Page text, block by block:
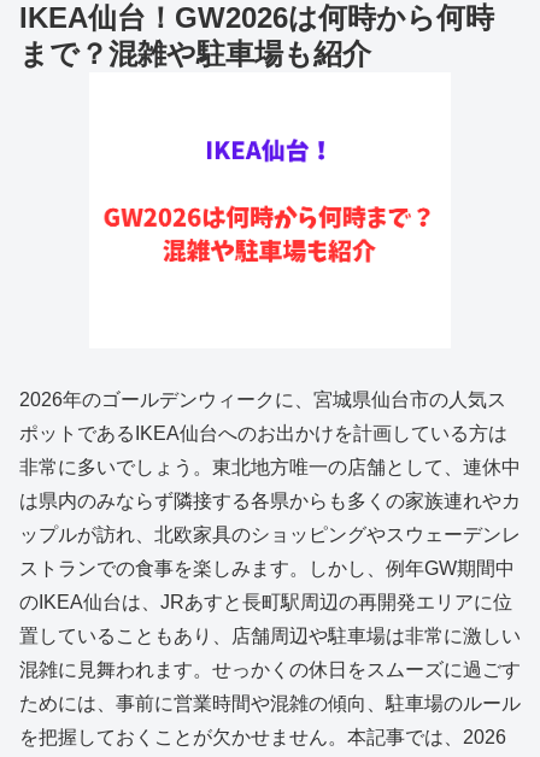
IKEA仙台！GW2026は何時から何時
まで？混雑や駐車場も紹介
2026年のゴールデンウィークに、宮城県仙台市の人気ス
ポットであるIKEA仙台へのお出かけを計画している方は
非常に多いでしょう。東北地方唯一の店舗として、連休中
は県内のみならず隣接する各県からも多くの家族連れやカ
ップルが訪れ、北欧家具のショッピングやスウェーデンレ
ストランでの食事を楽しみます。しかし、例年GW期間中
のIKEA仙台は、JRあすと長町駅周辺の再開発エリアに位
置していることもあり、店舗周辺や駐車場は非常に激しい
混雑に見舞われます。せっかくの休日をスムーズに過ごす
ためには、事前に営業時間や混雑の傾向、駐車場のルール
を把握しておくことが欠かせません。本記事では、2026